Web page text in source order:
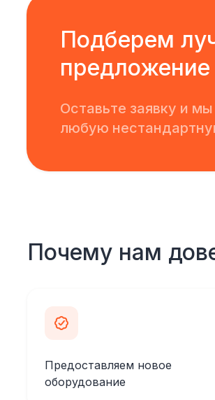
Подберем
предложение
Оставьте заявку и
любую
Почему нам
Предоставляем новое
оборудование